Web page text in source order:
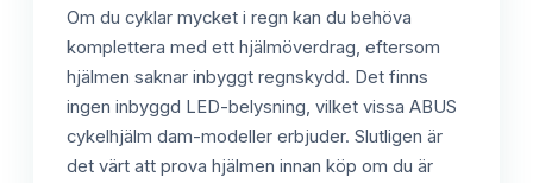
Om du cyklar mycket i regn kan du behöva
komplettera med ett hjälmöverdrag, eftersom
hjälmen saknar inbyggt regnskydd. Det finns
ingen inbyggd LED-belysning, vilket vissa ABUS
cykelhjälm dam-modeller erbjuder. Slutligen är
det värt att prova hjälmen innan köp om du är